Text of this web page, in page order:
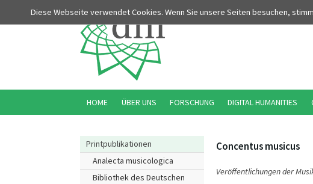
Diese Webseite verwendet Cookies. Wenn Sie unsere Seiten besuchen,
Printpublikationen
Analecta musicologica
Bibliothek des Deutschen
Concentus musicus
Veröffentlichungen der
HOME ÜBER UNS FORSCHUNG DIGITAL HUMANITIES